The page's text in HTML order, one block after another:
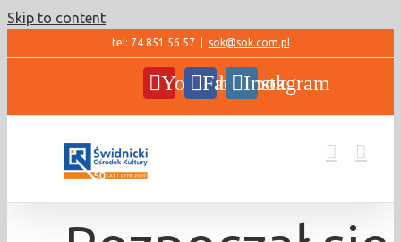
Skip to content
tel: 74 851 56 57 sok@sok.com.pl
YouTubeFacebookInstagram